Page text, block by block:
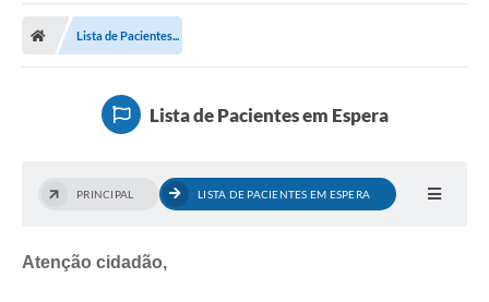
Lista de Pacientes...
Lista de Pacientes em Espera
PRINCIPAL LISTA DE PACIENTES EM ESPERA
Atenção cidadão,